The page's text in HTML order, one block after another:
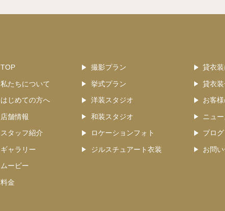
TOP
私たちについて
はじめての方へ
店舗情報
スタッフ紹介
ギャラリー
ムービー
料金
撮影プラン
挙式プラン
洋装スタジオ
和装スタジオ
ロケーションフォト
ジルスチュアート衣装
貸衣
貸衣
お客
ニュー
ブログ
お問